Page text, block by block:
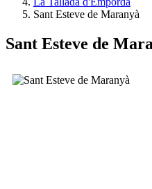
Sant Esteve de Maranyà
Sant Esteve de